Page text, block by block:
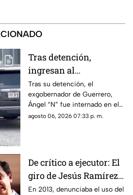
Tras detención,
ingresan al
exgobernador Ángel
"N" al penal del
Altiplano
Tras su detención, el
exgobernador de Guerrero,
Ángel “N” fue internado en el
penal del Altiplano; esto es lo
agosto 06, 2026 07:33 p. m.
De crítico a ejecutor: El
giro de Jesús Ramírez
Cuevas sobre la
En 2013, denunciaba el uso del